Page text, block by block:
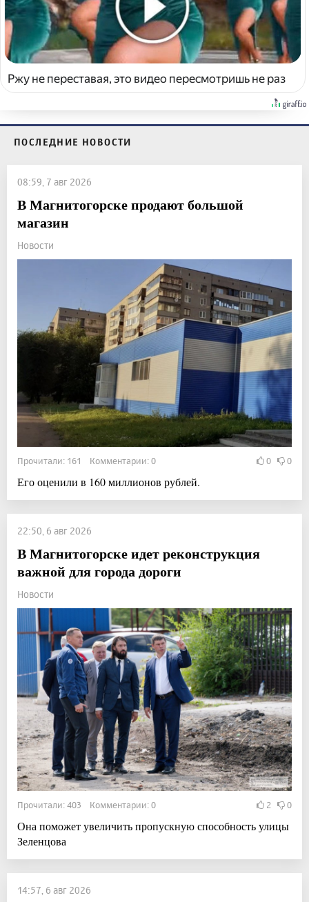
Ржу не переставая, это видео пересмотришь не раз
ПОСЛЕДНИЕ НОВОСТИ
08:59, 7 авг 2026
В Магнитогорске продают большой
магазин
Новости
Прочитали: 161 Комментарии: 0 0 0
Его оценили в 160 миллионов рублей.
22:50, 6 авг 2026
В Магнитогорске идет реконструкция
важной для города дороги
Новости
Прочитали: 403 Комментарии: 0 2 0
Она поможет увеличить пропускную способность улицы
Зеленцова
14:57, 6 авг 2026